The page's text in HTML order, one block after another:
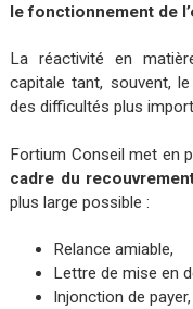
le fonctionnement de
La réactivité en
capitale tant, souvent,
des difficultés plus
Fortium Conseil met en
cadre du
plus large possible :
Relance amiable,
Lettre de mise en
Injonction de payer,